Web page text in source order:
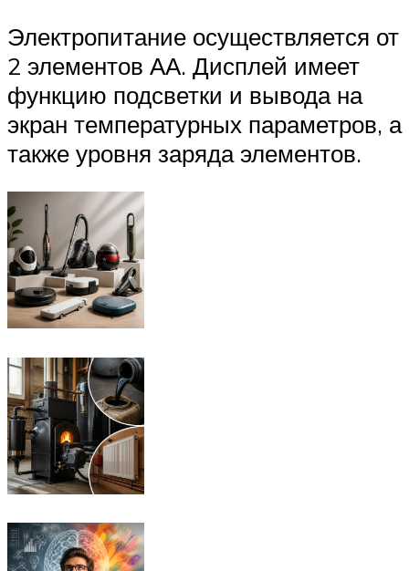
Электропитание осуществляется от
2 элементов АА. Дисплей имеет
функцию подсветки и вывода на
экран температурных параметров, а
также уровня заряда элементов.